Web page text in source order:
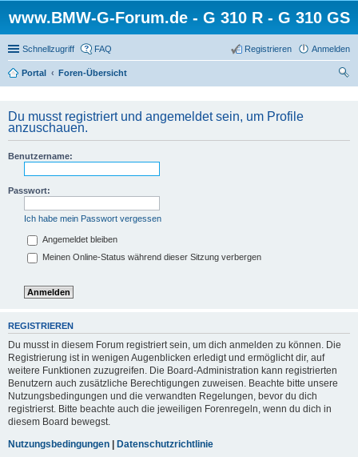
www.BMW-G-Forum.de - G 310 R - G 310 GS
Schnellzugriff FAQ Anmelden
Registrieren
Portal
Foren-Übersicht
Du musst registriert und angemeldet sein, um Profile
anzuschauen.
Benutzername:
Passwort:
Ich habe mein Passwort vergessen
Angemeldet bleiben
Meinen Online-Status während dieser Sitzung verbergen
REGISTRIEREN
Du musst in diesem Forum registriert sein, um dich anmelden zu können. Die
Registrierung ist in wenigen Augenblicken erledigt und ermöglicht dir, auf
weitere Funktionen zuzugreifen. Die Board-Administration kann registrierten
Benutzern auch zusätzliche Berechtigungen zuweisen. Beachte bitte unsere
Nutzungsbedingungen und die verwandten Regelungen, bevor du dich
registrierst. Bitte beachte auch die jeweiligen Forenregeln, wenn du dich in
diesem Board bewegst.
Nutzungsbedingungen | Datenschutzrichtlinie